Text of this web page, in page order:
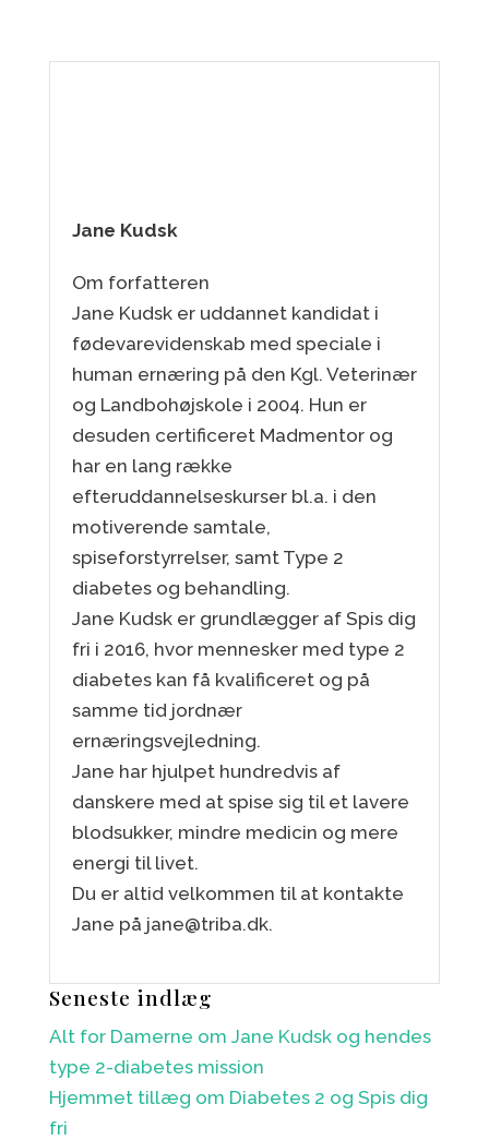
Jane Kudsk
Om forfatteren
Jane Kudsk er uddannet kandidat i
fødevarevidenskab med speciale i
human ernæring på den Kgl. Veterinær
og Landbohøjskole i 2004. Hun er
desuden certificeret Madmentor og
har en lang række
efteruddannelseskurser bl.a. i den
motiverende samtale,
spiseforstyrrelser, samt Type 2
diabetes og behandling.
Jane Kudsk er grundlægger af Spis dig
fri i 2016, hvor mennesker med type 2
diabetes kan få kvalificeret og på
samme tid jordnær
ernæringsvejledning.
Jane har hjulpet hundredvis af
danskere med at spise sig til et lavere
blodsukker, mindre medicin og mere
energi til livet.
Du er altid velkommen til at kontakte
Jane på jane@triba.dk.
Seneste indlæg
Alt for Damerne om Jane Kudsk og hendes
type 2-diabetes mission
Hjemmet tillæg om Diabetes 2 og Spis dig
fri